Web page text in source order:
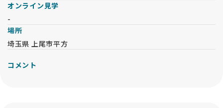
オンライン見学
-
場所
埼玉県 上尾市平方
コメント